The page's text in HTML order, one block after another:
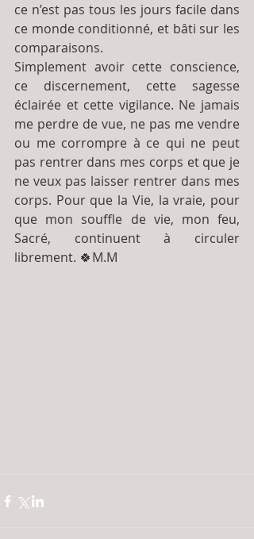
ce n’est pas tous les jours facile dans
ce monde conditionné, et bâti sur les
comparaisons.
Simplement avoir cette conscience,
ce discernement, cette sagesse
éclairée et cette vigilance. Ne jamais
me perdre de vue, ne pas me vendre
ou me corrompre à ce qui ne peut
pas rentrer dans mes corps et que je
ne veux pas laisser rentrer dans mes
corps. Pour que la Vie, la vraie, pour
que mon souffle de vie, mon feu,
Sacré, continuent à circuler
librement. 🍀M.M